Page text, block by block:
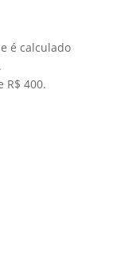
é calculado
R$ 400.